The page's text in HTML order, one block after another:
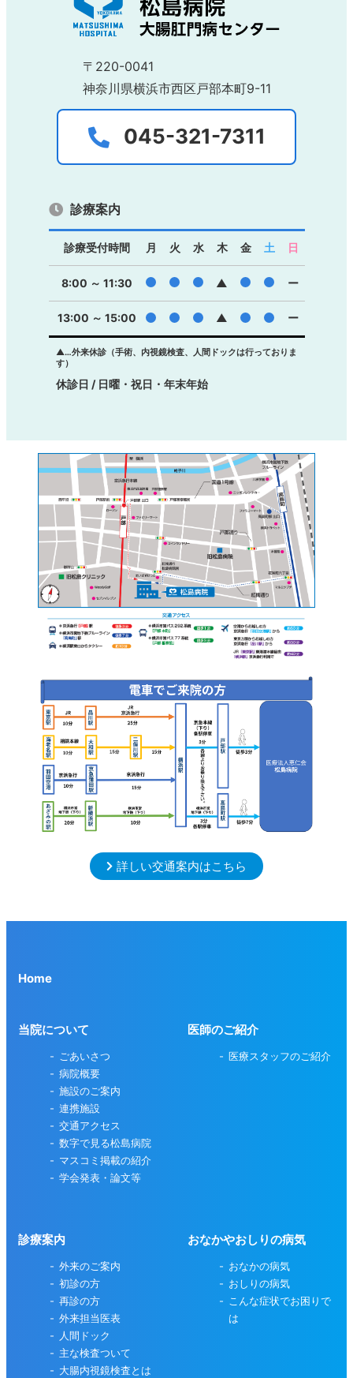
〒220-0041
神奈川県横浜市西区戸部本町9-11
045-321-7311
診療案内
診療受付時間 月 火 水 木 金 土 日
8:00 ～ 11:30 ▲ ー
13:00 ～ 15:00 ▲ ー
▲…外来休診（手術、内視鏡検査、人間ドックは行っておりま
す）
休診日 / 日曜・祝日・年末年始
詳しい交通案内はこちら
Home
当院について
ごあいさつ
病院概要
施設のご案内
連携施設
交通アクセス
数字で見る松島病院
マスコミ掲載の紹介
学会発表・論文等
医師のご紹介
医療スタッフのご紹介
診療案内
外来のご案内
初診の方
再診の方
外来担当医表
人間ドック
主な検査ついて
大腸内視鏡検査とは
おなかやおしりの病気
おなかの病気
おしりの病気
こんな症状でお困りで
は